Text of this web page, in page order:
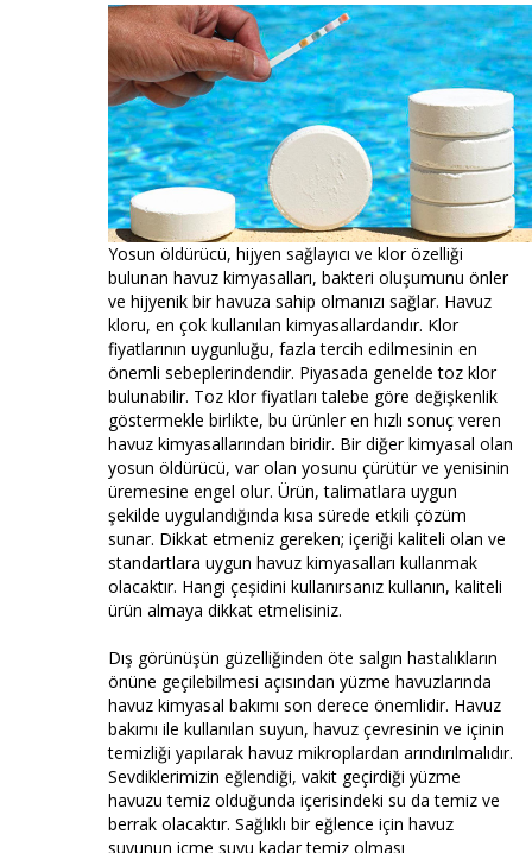
Yosun öldürücü, hijyen sağlayıcı ve klor özelliği
bulunan havuz kimyasalları, bakteri oluşumunu önler
ve hijyenik bir havuza sahip olmanızı sağlar. Havuz
kloru, en çok kullanılan kimyasallardandır. Klor
fiyatlarının uygunluğu, fazla tercih edilmesinin en
önemli sebeplerindendir. Piyasada genelde toz klor
bulunabilir. Toz klor fiyatları talebe göre değişkenlik
göstermekle birlikte, bu ürünler en hızlı sonuç veren
havuz kimyasallarından biridir. Bir diğer kimyasal olan
yosun öldürücü, var olan yosunu çürütür ve yenisinin
üremesine engel olur. Ürün, talimatlara uygun
şekilde uygulandığında kısa sürede etkili çözüm
sunar. Dikkat etmeniz gereken; içeriği kaliteli olan ve
standartlara uygun havuz kimyasalları kullanmak
olacaktır. Hangi çeşidini kullanırsanız kullanın, kaliteli
ürün almaya dikkat etmelisiniz.
Dış görünüşün güzelliğinden öte salgın hastalıkların
önüne geçilebilmesi açısından yüzme havuzlarında
havuz kimyasal bakımı son derece önemlidir. Havuz
bakımı ile kullanılan suyun, havuz çevresinin ve içinin
temizliği yapılarak havuz mikroplardan arındırılmalıdır.
Sevdiklerimizin eğlendiği, vakit geçirdiği yüzme
havuzu temiz olduğunda içerisindeki su da temiz ve
berrak olacaktır. Sağlıklı bir eğlence için havuz
suyunun içme suyu kadar temiz olması